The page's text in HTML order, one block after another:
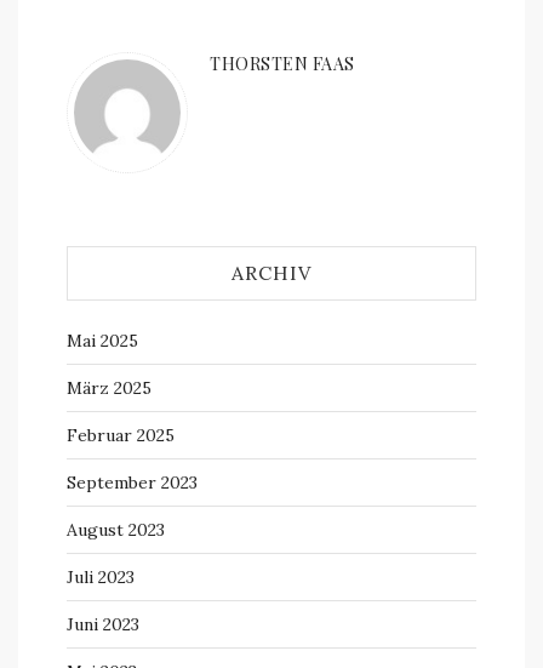
THORSTEN FAAS
ARCHIV
Mai 2025
März 2025
Februar 2025
September 2023
August 2023
Juli 2023
Juni 2023